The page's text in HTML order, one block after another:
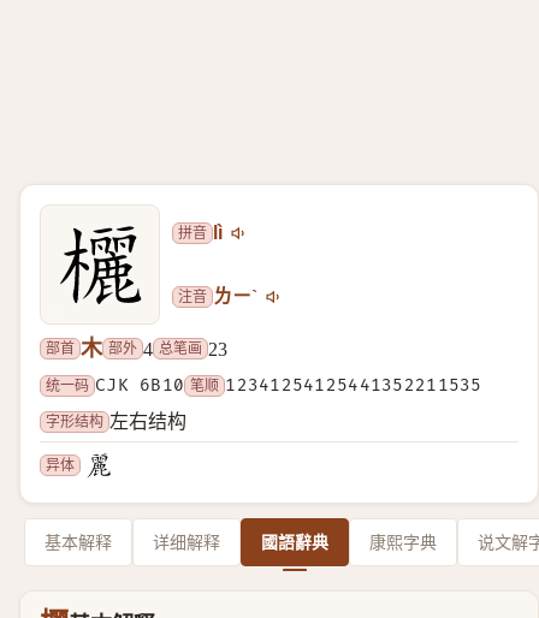
拼音 lì
注音 ㄌㄧˋ
部首 木 部外 4 总笔画 23
统一码 CJK 6B10 笔顺 12341254125441352211535
字形结构 左右结构
异体
基本解释 详细解释 國語辭典 康熙字典 说文解